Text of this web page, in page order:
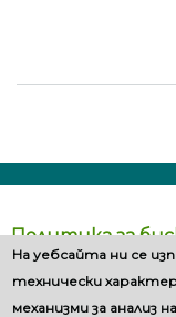
Политика за
На уебсайта ни се
технически
механизми за анализ